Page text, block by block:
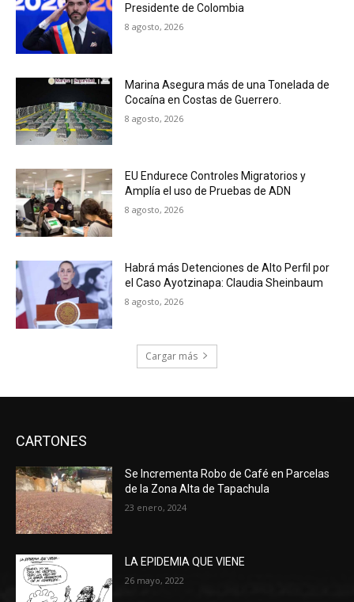
Presidente de Colombia
8 agosto, 2026
Marina Asegura más de una Tonelada de
Cocaína en Costas de Guerrero.
8 agosto, 2026
EU Endurece Controles Migratorios y
Amplía el uso de Pruebas de ADN
8 agosto, 2026
Habrá más Detenciones de Alto Perfil por
el Caso Ayotzinapa: Claudia Sheinbaum
8 agosto, 2026
Cargar más
CARTONES
Se Incrementa Robo de Café en Parcelas
de la Zona Alta de Tapachula
23 enero, 2024
LA EPIDEMIA QUE VIENE
26 mayo, 2022